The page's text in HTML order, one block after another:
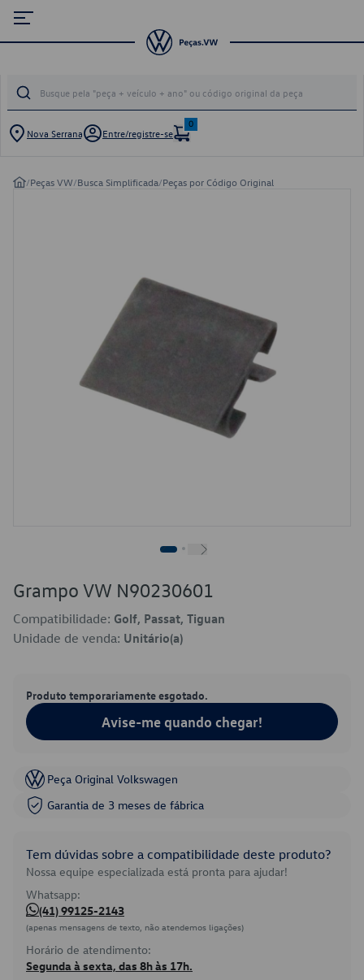
Nova Serrana Entre/registre-se
0
/Peças VW/Busca Simplificada/Peças por Código Original
Grampo VW N90230601
Compatibilidade: Golf, Passat, Tiguan
Unidade de venda: Unitário(a)
Produto temporariamente esgotado.
Avise-me quando chegar!
Peça Original Volkswagen
Garantia de 3 meses de fábrica
Tem dúvidas sobre a compatibilidade deste produto?
Nossa equipe especializada está pronta para ajudar!
Whatsapp:
(41) 99125-2143
(apenas mensagens de texto, não atendemos ligações)
Horário de atendimento:
Segunda à sexta, das 8h às 17h.